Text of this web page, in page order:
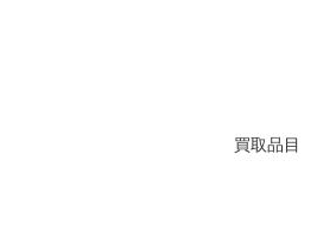
買取品目